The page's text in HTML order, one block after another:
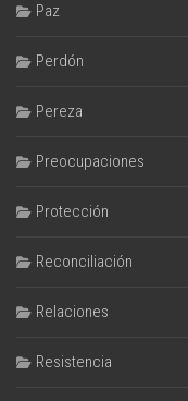
Paz
Perdón
Pereza
Preocupaciones
Protección
Reconciliación
Relaciones
Resistencia